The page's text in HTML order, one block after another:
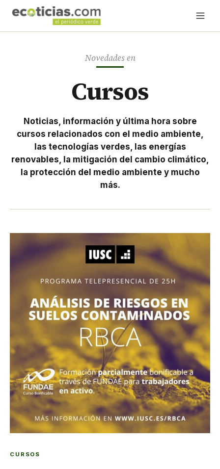
Novedades en
Cursos
Noticias, información y última hora sobre
cursos relacionados con el medio ambiente,
las tecnologías verdes, las energías
renovables, la mitigación del cambio climático,
la protección del medio ambiente y mucho
más.
CURSOS